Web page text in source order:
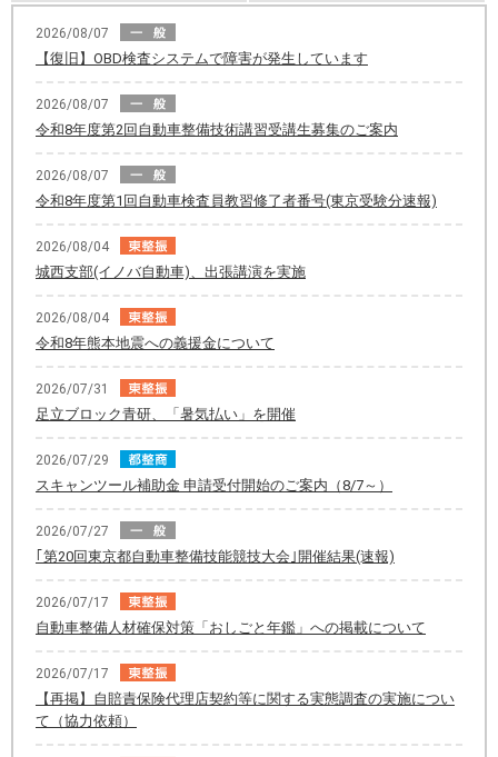
2026/08/07
【復旧】OBD検査システムで障害が発生しています
2026/08/07
令和8年度第2回自動車整備技術講習受講生募集のご案内
2026/08/07
令和8年度第1回自動車検査員教習修了者番号(東京受験分速報)
2026/08/04
城西支部(イノバ自動車)、出張講演を実施
2026/08/04
令和8年熊本地震への義援金について
2026/07/31
足立ブロック青研、「暑気払い」を開催
2026/07/29
スキャンツール補助金 申請受付開始のご案内（8/7～）
2026/07/27
｢第20回東京都自動車整備技能競技大会｣開催結果(速報)
2026/07/17
自動車整備人材確保対策「おしごと年鑑」への掲載について
2026/07/17
【再掲】自賠責保険代理店契約等に関する実態調査の実施につい
て（協力依頼）